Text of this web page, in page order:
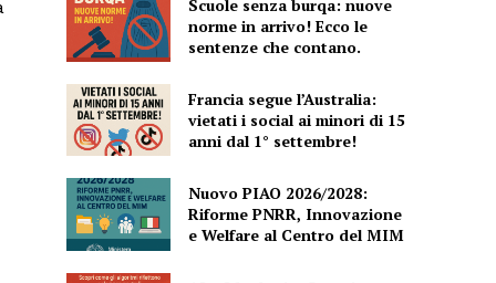
Scuole senza burqa: nuove
norme in arrivo! Ecco le
sentenze che contano.
Francia segue l’Australia:
vietati i social ai minori di 15
anni dal 1° settembre!
Nuovo PIAO 2026/2028:
Riforme PNRR, Innovazione
e Welfare al Centro del MIM